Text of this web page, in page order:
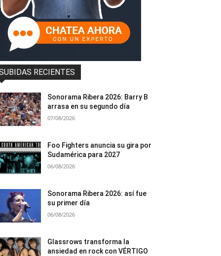
RECIENTES
Sonorama Ribera 2026: Barry B
arrasa en su segundo día
07/08/2026
Foo Fighters anuncia su gira por
Sudamérica para 2027
06/08/2026
Sonorama Ribera 2026: así fue
su primer día
06/08/2026
Glassrows transforma la
ansiedad en rock con VÉRTIGO